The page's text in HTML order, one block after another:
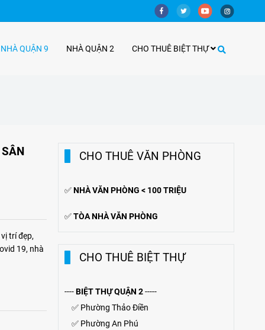
QUẬN 9 NHÀ QUẬN 2 CHO THUÊ BIỆT THỰ
trí đẹp,
19, nhà
CHO THUÊ VĂN PHÒNG
✅NHÀ VĂN PHÒNG < 100 TRIỆU
✅TÒA NHÀ VĂN PHÒNG
CHO THUÊ BIỆT THỰ
----BIỆT THỰ QUẬN 2-----
✅ Phường Thảo Điền
✅ Phường An Phú